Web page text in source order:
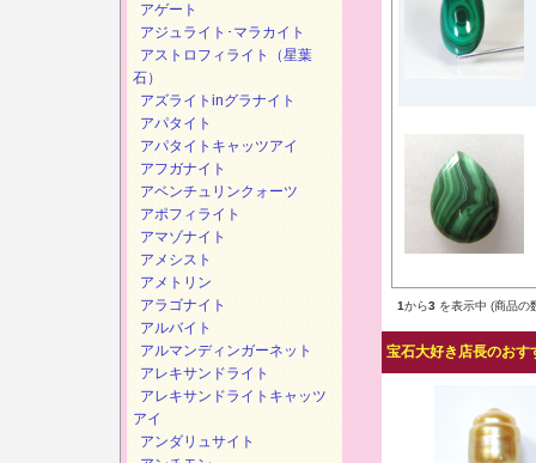
1から3 を表示中 (商品の
宝石大好き店長のおす
アゲート
アジュライト･マラカイト
アストロフィライト（星葉
石）
アズライトinグラナイト
アパタイト
アパタイトキャッツアイ
アフガナイト
アベンチュリンクォーツ
アポフィライト
アマゾナイト
アメシスト
アメトリン
アラゴナイト
アルバイト
アルマンディンガーネット
アレキサンドライト
アレキサンドライトキャッツ
アイ
アンダリュサイト